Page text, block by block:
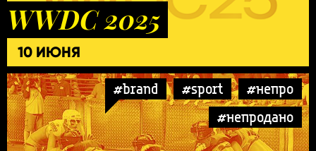
WWDC 2025
10 ИЮНЯ
#brand #sport
#непро
#непродано